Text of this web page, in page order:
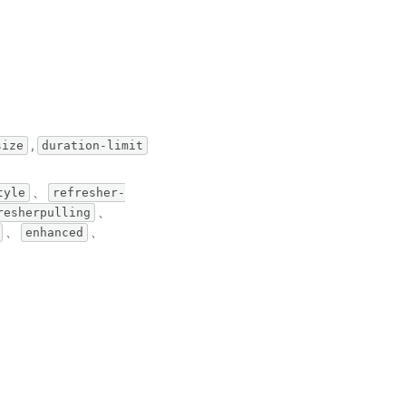
, duration-limit
refresher-
enhanced